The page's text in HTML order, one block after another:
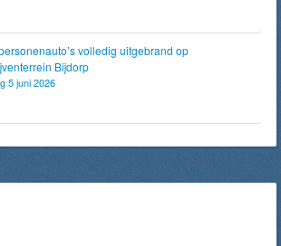
volledig uitgebrand op
Bijdorp
5 juni 2026